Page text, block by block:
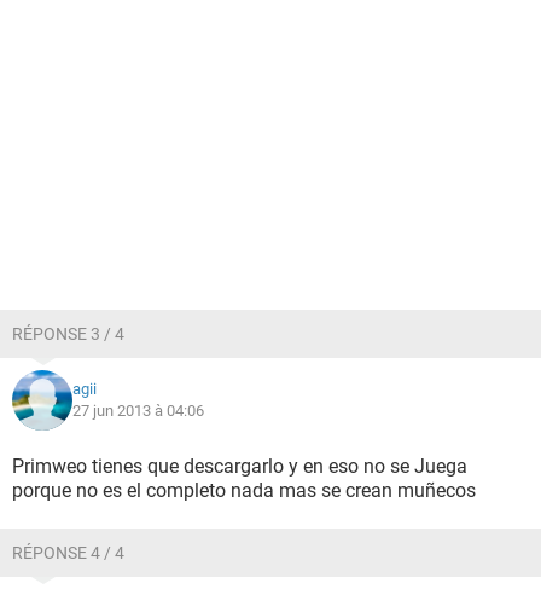
RÉPONSE 3 / 4
agii
27 jun 2013 à 04:06
Primweo tienes que descargarlo y en eso no se Juega
porque no es el completo nada mas se crean muñecos
RÉPONSE 4 / 4